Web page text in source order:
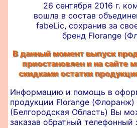
26 сентября 2016 г.
вошла в состав
fabeLic, сохранив за
бренд Florange
В данный момент выпуск
приостановлен и на сайте
скидками остатки
Информацию и помощь в
продукции Florange (Флоранж)
(Белгородская Область) Вы
заказав обратный телефонный